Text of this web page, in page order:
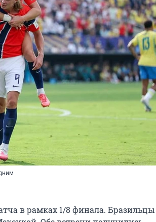
в рамках 1/8 финала. Бразильцы